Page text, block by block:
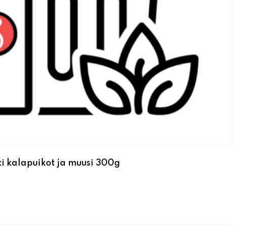
kalapuikot ja muusi 300g